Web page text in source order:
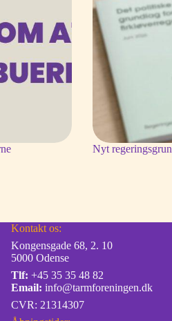
Nyt
Kontakt os:
Kongensgade 68, 2. 10
5000 Odense
Tlf: +45 35 35 48 82
Email: info@tarmforeningen.dk
CVR: 21314307